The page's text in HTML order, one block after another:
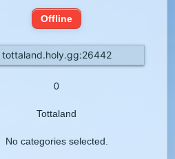
Offline
tottaland.holy.gg:26442
0
Tottaland
No categories selected.